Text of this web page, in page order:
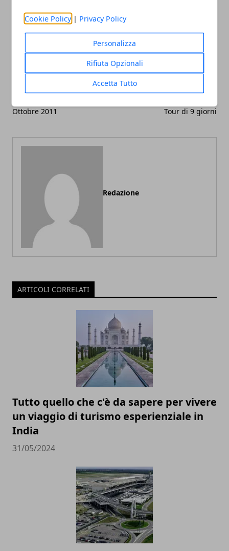
Cookie Policy | Privacy Policy
Personalizza
Rifiuta Opzionali
Accetta Tutto
Tour 8 giorni in Portogallo
viaggio in Portogallo dal 30
Ottobre 2011
Offerta viaggio Tour
Spagna e Portogallo Estate
2011: vacanze Luglio-
Tour di 9 giorni
Redazione
ARTICOLI CORRELATI
Tutto quello che c'è da sapere per vivere
un viaggio di turismo esperienziale in
India
31/05/2024